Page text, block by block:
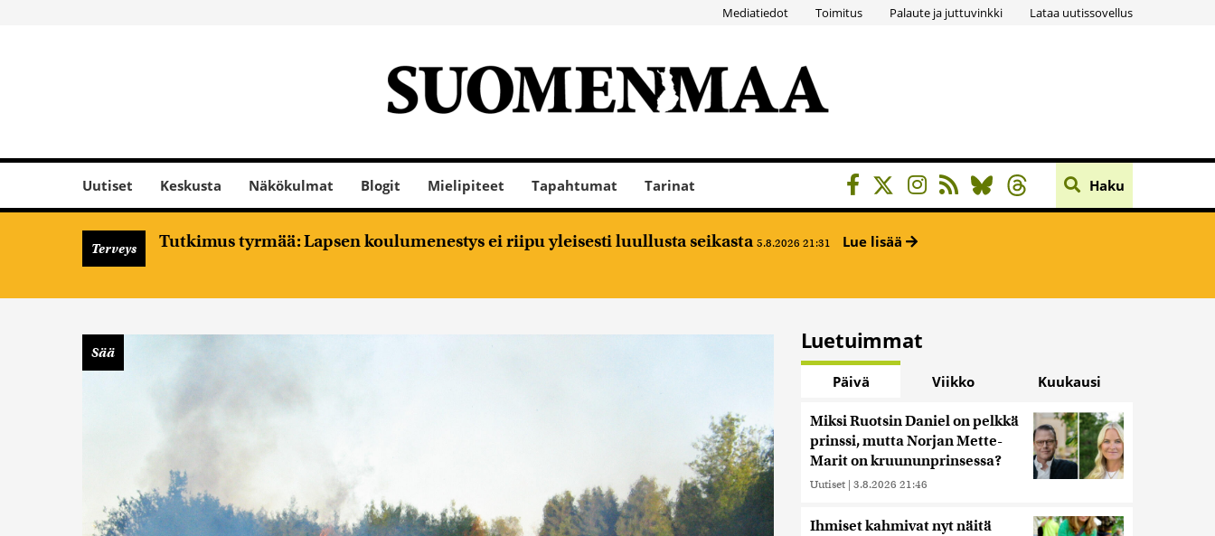
Mediatiedot Toimitus Palaute ja juttuvinkki Lataa uutissovellus
Uutiset Keskusta Näkökulmat Blogit Mielipiteet Tapahtumat Tarinat Haku
Terveys Tutkimus tyrmää: Lapsen koulumenestys ei riipu yleisesti luullusta seikasta 5.8.2026 21:31 Lue lisää
Sää Luetuimmat
Päivä Viikko Kuukausi
Miksi Ruotsin Daniel on pelkkä
prinssi, mutta Norjan Mette-
Marit on kruununprinsessa?
Uutiset | 3.8.2026 21:46
Ihmiset kahmivat nyt näitä